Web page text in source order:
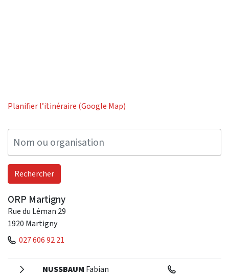
Planifier l’itinéraire (Google Map)
ORP Martigny
Rue du Léman 29
1920 Martigny
027 606 92 21
NUSSBAUM Fabian